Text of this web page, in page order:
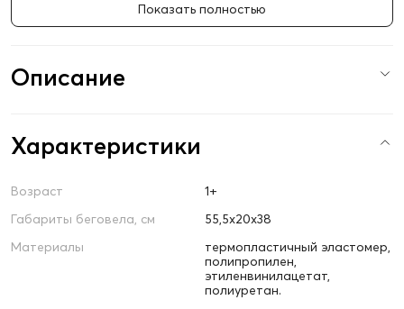
Показать полностью
Описание
Характеристики
Возраст
1+
Габариты беговела, см
55,5х20х38
Материалы
термопластичный эластомер,
полипропилен,
этиленвинилацетат,
полиуретан.